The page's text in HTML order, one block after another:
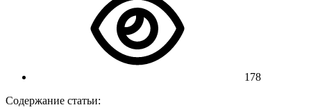
178
Содержание статьи: